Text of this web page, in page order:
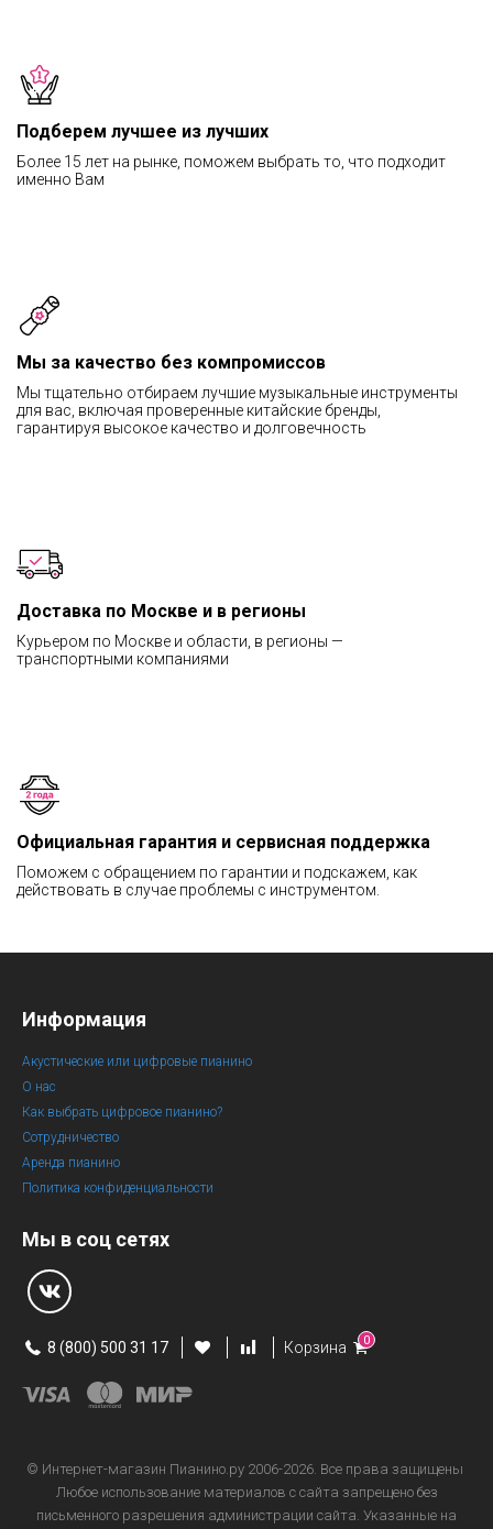
Подберем лучшее из лучших
Более 15 лет на рынке, поможем выбрать то, что подходит
именно Вам
Мы за качество без компромиссов
Мы тщательно отбираем лучшие музыкальные инструменты
для вас, включая проверенные китайские бренды,
гарантируя высокое качество и долговечность
Доставка по Москве и в регионы
Курьером по Москве и области, в регионы —
транспортными компаниями
Официальная гарантия и сервисная поддержка
Поможем с обращением по гарантии и подскажем, как
действовать в случае проблемы с инструментом.
Информация
Акустические или цифровые пианино
О нас
Как выбрать цифровое пианино?
Сотрудничество
Аренда пианино
Политика конфиденциальности
Мы в соц сетях
8 (800) 500 31 17 Корзина 0
© Интернет-магазин Пианино.ру 2006-2026. Все права защищены
Любое использование материалов с сайта запрещено без
письменного разрешения администрации сайта. Указанные на